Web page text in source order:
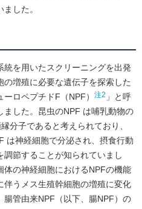
した。
を用いたスクリーニングを出発
増殖に必要な遺伝子を探索した
ロペプチドF（NPF） 注2 」と呼
ました。昆虫のNPF は哺乳動物の
分子であると考えられており、
は神経細胞で分泌され、摂食行動
節することが知られていまし
体の神経細胞におけるNPFの機能
伴うメス生殖幹細胞の増殖に変化
腸管由来NPF（以下、腸NPF）の